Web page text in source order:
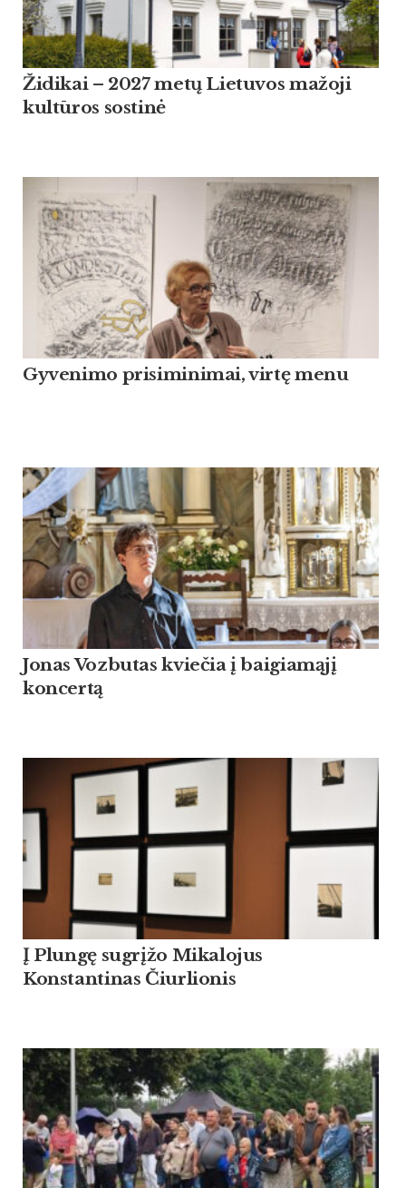
Židikai – 2027 metų Lietuvos mažoji
kultūros sostinė
Gyvenimo prisiminimai, virtę menu
Jonas Vozbutas kviečia į baigiamąjį
koncertą
Į Plungę sugrįžo Mikalojus
Konstantinas Čiurlionis